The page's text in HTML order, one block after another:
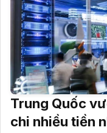
Trung Quốc
chi nhiều tiền